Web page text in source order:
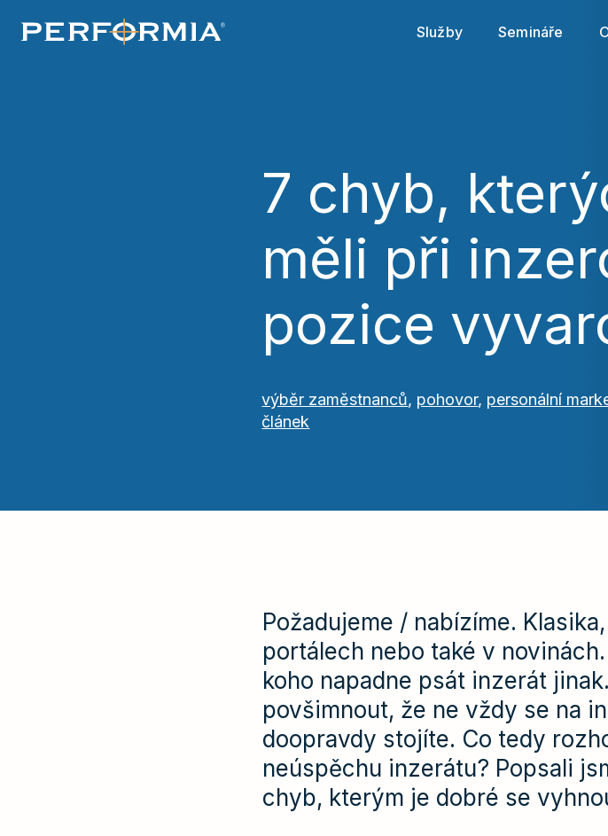
Služby Semináře
7 chyb,
měli při
pozice
výběr zaměstnanců, pohovor, personální
článek
Požadujeme / nabízíme.
portálech nebo také v
koho napadne psát inzerát
povšimnout, že ne vždy se na
doopravdy stojíte. Co tedy
neúspěchu inzerátu? Popsali
chyb, kterým je dobré se